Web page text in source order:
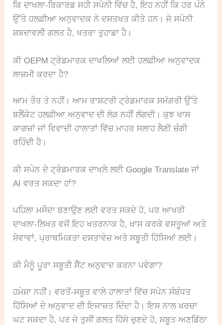
ਕਿ ਦਾਖਲਾ-ਰਿਕਾਰਡ ਸਹੀ ਸਪੇਨੀ ਵਿੱਚ ਹੈ, ਇਹ ਨਹੀਂ ਕਿ ਹਰ ਪੰਨੇ
ਉੱਤੇ ਹਲਫ਼ੀਆ ਅਨੁਵਾਦਕ ਨੇ ਦਸਤਖਤ ਕੀਤੇ ਹਨ। ਜੇ ਸਪੇਨੀ
ਸ਼ਬਦਾਵਲੀ ਗਲਤ ਹੈ, ਖਤਰਾ ਤੁਹਾਡਾ ਹੈ।
ਕੀ OEPM ਟ੍ਰੇਡਮਾਰਕ ਦਾਖਲਿਆਂ ਲਈ ਹਲਫ਼ੀਆ ਅਨੁਵਾਦਕ
ਲਾਜ਼ਮੀ ਕਰਦਾ ਹੈ?
ਆਮ ਤੌਰ ਤੇ ਨਹੀਂ। ਆਮ ਰਾਸ਼ਟਰੀ ਟ੍ਰੇਡਮਾਰਕ ਸਮੱਗਰੀ ਉੱਤੇ
ਬਲੈਂਕੇਟ ਹਲਫ਼ੀਆ ਅਨੁਵਾਦ ਦੀ ਲੋੜ ਨਹੀਂ ਲੱਗਦੀ। ਕੁਝ ਖਾਸ
ਕਾਗਜ਼ਾਂ ਜਾਂ ਵਿਵਾਦੀ ਹਾਲਾਤਾਂ ਵਿੱਚ ਮਾਹਰ ਸਲਾਹ ਲੈਣੀ ਚੰਗੀ
ਰਹਿੰਦੀ ਹੈ।
ਕੀ ਸਪੇਨ ਦੇ ਟ੍ਰੇਡਮਾਰਕ ਦਾਖਲੇ ਲਈ Google Translate ਜਾਂ
AI ਵਰਤ ਸਕਦਾ ਹਾਂ?
ਪਹਿਲਾ ਮਸੌਦਾ ਬਣਾਉਣ ਲਈ ਵਰਤ ਸਕਦੇ ਹੋ, ਪਰ ਆਖਰੀ
ਦਾਖਲਾ-ਲਿਖਤ ਵਜੋਂ ਇਹ ਖਤਰਨਾਕ ਹੈ, ਖਾਸ ਕਰਕੇ ਵਸਤੂਆਂ ਅਤੇ
ਸੇਵਾਵਾਂ, ਪ੍ਰਾਥਮਿਕਤਾ ਦਸਤਾਵੇਜ਼ ਅਤੇ ਸਬੂਤੀ ਹਿੱਸਿਆਂ ਲਈ।
ਕੀ ਮੈਨੂੰ ਪੂਰਾ ਸਬੂਤੀ ਸੈੱਟ ਅਨੁਵਾਦ ਕਰਨਾ ਪਵੇਗਾ?
ਹਮੇਸ਼ਾ ਨਹੀਂ। ਵਰਤੋਂ-ਸਬੂਤ ਵਾਲੇ ਹਾਲਾਤਾਂ ਵਿੱਚ ਸਪੇਨ ਸੰਬੰਧਤ
ਹਿੱਸਿਆਂ ਦੇ ਅਨੁਵਾਦ ਦੀ ਇਜਾਜ਼ਤ ਦਿੰਦਾ ਹੈ। ਇਸ ਨਾਲ ਖਰਚਾ
ਘਟ ਸਕਦਾ ਹੈ, ਪਰ ਜੇ ਤੁਸੀਂ ਗਲਤ ਹਿੱਸੇ ਚੁਣਦੇ ਹੋ, ਸਬੂਤ ਅਣਡਿੱਠਾ